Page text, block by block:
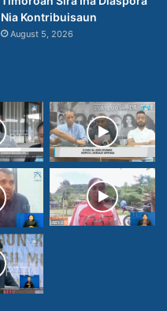
Nia Kontribuisaun
August 5, 2026